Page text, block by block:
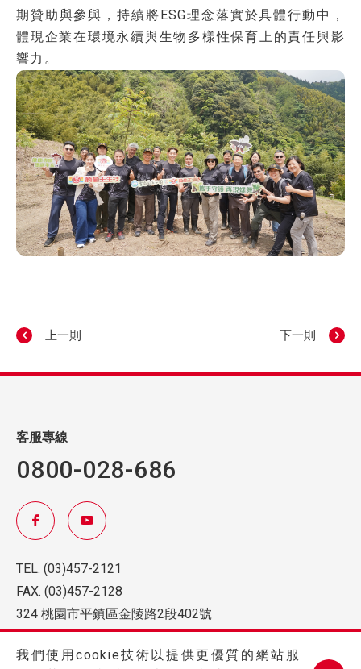
期贊助與參與，持續將ESG理念落實於具體行動中，
體現企業在環境永續與生物多樣性保育上的責任與影
響力。
上一則 下一則
客服專線
0800-028-686
TEL. (03)457-2121
FAX. (03)457-2128
324 桃園市平鎮區金陵路2段402號
我們使用cookie技術以提供更優質的網站服